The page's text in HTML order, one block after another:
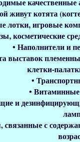
живут котята
лотки, игровые
косметические
• Наполнители и
выставок
клетки-
•
•
и
связанные с